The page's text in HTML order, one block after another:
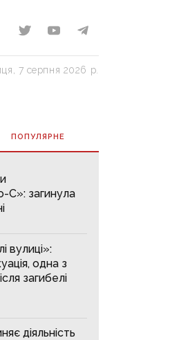
7 серпня 2026 р.
ПОПУЛЯРНE
С»: загинула
вулиці»:
одна з
загибелі
діяльність